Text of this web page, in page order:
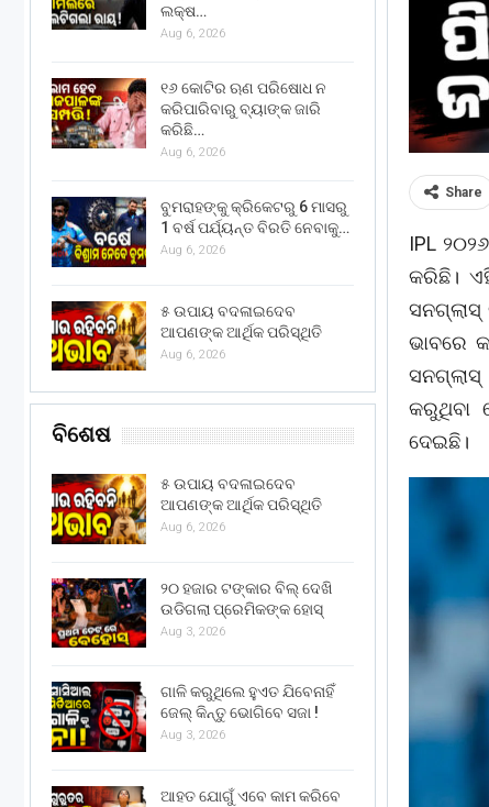
Share
IPL
କରିଛି।
ସନଗ୍ଲାସ୍
ଭାବରେ
କରୁଥିବା
ଦେଇଛି।
ଲକ୍ଷ…
Aug 6, 2026
୧୬ କୋଟିର ଋଣ ପରିଷୋଧ ନ
କରିପାରିବାରୁ ବ୍ୟାଙ୍କ ଜାରି
କରିଛି…
Aug 6, 2026
ବୁମରାହଙ୍କୁ କ୍ରିକେଟରୁ 6 ମାସରୁ
1 ବର୍ଷ ପର୍ଯ୍ୟନ୍ତ ବିରତି ନେବାକୁ…
Aug 6, 2026
୫ ଉପାୟ ବଦଳାଇଦେବ
ଆପଣଙ୍କ ଆର୍ଥିକ ପରିସ୍ଥିତି
Aug 6, 2026
ବିଶେଷ
୫ ଉପାୟ ବଦଳାଇଦେବ
ଆପଣଙ୍କ ଆର୍ଥିକ ପରିସ୍ଥିତି
Aug 6, 2026
୨୦ ହଜାର ଟଙ୍କାର ବିଲ୍ ଦେଖି
ଉଡିଗଲା ପ୍ରେମିକଙ୍କ ହୋସ୍
Aug 3, 2026
ଗାଳି କରୁଥିଲେ ହୁଏତ ଯିବେନାହିଁ
ଜେଲ୍ କିନ୍ତୁ ଭୋଗିବେ ସଜା !
Aug 3, 2026
ଆହତ ଯୋଗୁଁ ଏବେ କାମ କରିବେ